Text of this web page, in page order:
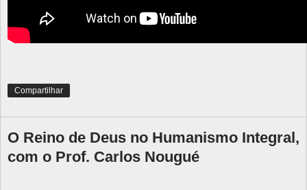
Compartilhar
O Reino de Deus no Humanismo Integral,
com o Prof. Carlos Nougué